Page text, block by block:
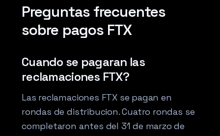
Preguntas frecuentes
sobre pagos FTX
Cuando se pagaran las
reclamaciones FTX?
Las reclamaciones FTX se pagan en
rondas de distribucion. Cuatro rondas se
completaron antes del 31 de marzo de